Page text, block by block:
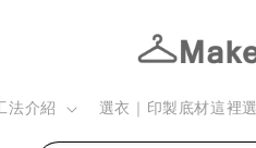
法介紹 選衣｜印製底材這裡選